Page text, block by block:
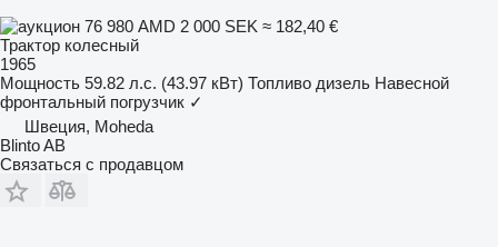
76 980 AMD 2 000 SEK ≈ 182,40 €
Трактор колесный
1965
Мощность 59.82 л.с. (43.97 кВт) Топливо дизель Навесной
фронтальный погрузчик ✓
Швеция, Moheda
Blinto AB
Связаться с продавцом